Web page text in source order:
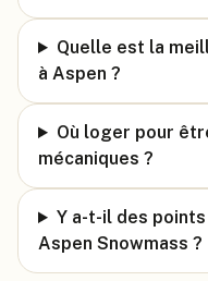
Quelle est la
à Aspen ?
Où loger pour
mécaniques ?
Y a-t-il des
Aspen Snowmass ?